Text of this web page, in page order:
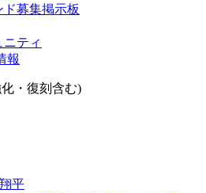
募集掲示板
ティ
報
・復刻含む)
平